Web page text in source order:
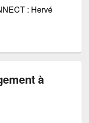
: Hervé
à